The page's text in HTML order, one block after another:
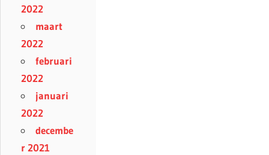
2022
maart
2022
februari
2022
januari
2022
decembe
r 2021